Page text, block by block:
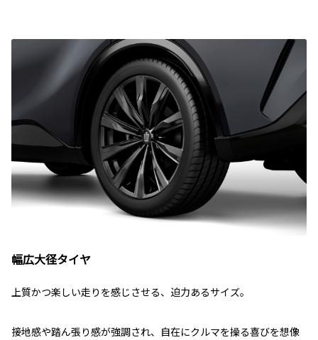
幅広大径タイヤ
上質かつ楽しい走りを感じさせる、迫力あるサイズ。
接地感や踏ん張り感が強調され、自在にクルマを操る喜びを想像